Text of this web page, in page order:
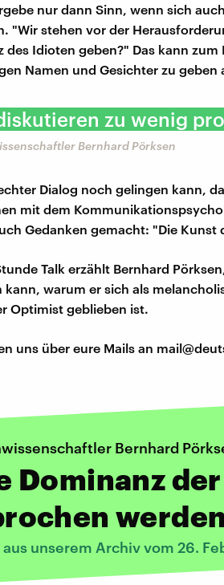
nur dann Sinn, wenn sich
"Wir stehen vor der
des Idioten geben?" Das kann
Namen und Gesichter zu geben
zu wenig
Bernhard Pörksen
Dialog noch gelingen kann,
mit dem
Gedanken gemacht: "Die Kunst
Talk erzählt Bernhard
kann, warum er sich als
Optimist geblieben ist.
uns über eure Mails an
Bernhard
Dominanz
unserem Archiv vom 26.